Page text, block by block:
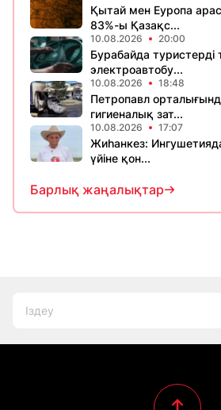
Қытай мен Еуропа
83%-ы Қазақс...
10.08.2026 20:00
Бурабайда туристерді
электроавтобу...
10.08.2026 18:48
Петропавл
гигиеналық зат...
10.08.2026 17:07
Жиһанкез:
үйіне қон...
Барлық жаңалықтар